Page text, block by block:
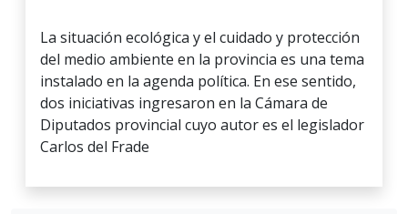
La situación ecológica y el cuidado y protección
del medio ambiente en la provincia es una tema
instalado en la agenda política. En ese sentido,
dos iniciativas ingresaron en la Cámara de
Diputados provincial cuyo autor es el legislador
Carlos del Frade